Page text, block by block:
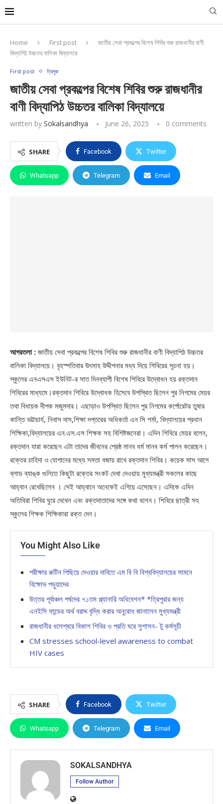
Home First post
জাতীয় সেবা প্রকল্পের বিশেষ শিবির শুরু রাজধানীর বাণী
বিদ্যাপিঠ উচ্চতর বালিকা বিদ্যালয়ে
First post ত্রিপুরা
জাতীয় সেবা প্রকল্পের বিশেষ শিবির শুরু রাজধানীর
বাণী বিদ্যাপিঠ উচ্চতর বালিকা বিদ্যালয়ে
written by Sokalsandhya June 26, 2025 0 comments
SHARE Facebook Twitter
Whatsapp Telegram Email
আগরতলা : জাতীয় সেবা প্রকল্পের বিশেষ শিবির শুরু রাজধানীর বাণী বিদ্যাপিঠ উচ্চতর
বালিকা বিদ্যালয়ে। বৃহস্পতিবার উৎসাহ উদ্দীপনার মধ্য দিয়ে শিবিরের সূচনা হয়।
স্কুলের এনএসএস ইউনিট-র সাত দিনব্যাপী বিশেষ শিবিরে উদ্বোধন হয় রক্তদান
শিবিরের মাধ্যমে।রক্তদান শিবিরে উদ্বোধক হিসেবে উপস্থিত ছিলেন পুর নিগমের মেয়র
তথা বিধায়ক দীপক মজুমদার। এছাড়াও উপস্থিত ছিলেন পুর নিগমের কর্পোরেটর তুষার
কান্তি ভট্টাচার্য, নিবাস দাস,শিক্ষা দপ্তরের অধিকর্তা এন সি শর্মা, বিদ্যালয়ের প্রধান
শিক্ষিকা,বিদ্যালয়ের এন.এস.এস শিক্ষক সহ বিশিষ্টজনেরা। এদিন শিবিরে মেয়র বলেন,
রক্তদান যারা করেছেন এটা তাদের জীবনের শ্রেষ্ঠ মানব ধর্ম মানব কর্ম পালন করেছেন।
রক্তের চাহিদা ও যোগানের মধ্যে সমতা বজায় রাখে রক্তদান শিবির। কয়েক মাস আগে
ব্লাড ব্যাঙ্ক গুলিতে কিছুটা রক্তের সংকট দেখা দেওয়ায় মুখ্যমন্ত্রী সকলের কাছে
আহ্বান রেখেছিলেন । সেই আহ্বানে অনেকেই এগিয়ে এসেছেন। এদিকে এদিন
অতিথিরা শিবির ঘুরে দেখেন এবং রক্তদাতাদের সঙ্গে কথা বলেন। শিবিরে ছাত্রী সহ
স্কুলের শিক্ষক শিক্ষিকারা রক্ত দেন।
You Might Also Like
পরীক্ষার রুটিন পিছিয়ে দেওয়ার দাবিতে এম বি বি বিশ্ববিদ্যালয়ের সামনে
বিক্ষোভ পড়ুয়াদের
উত্তর পূর্বাঞ্চল পর্ষদের ৭১তম প্ল্যানারি অধিবেশন* *ত্রিপুরার জন্য
এনইসি ফান্ডের অর্থ বরাদ্দ বৃদ্ধি করার অনুরোধ জানালেন মুখ্যমন্ত্রী
রাজধানীর ধলেশ্বরে বিকাশ শিবির ও প্রতি ঘরে সুশাসন- টু কর্মসূচী
CM stresses school-level awareness to combat
HIV cases
SHARE Facebook Twitter
Whatsapp Telegram Email
SOKALSANDHYA
Follow Author